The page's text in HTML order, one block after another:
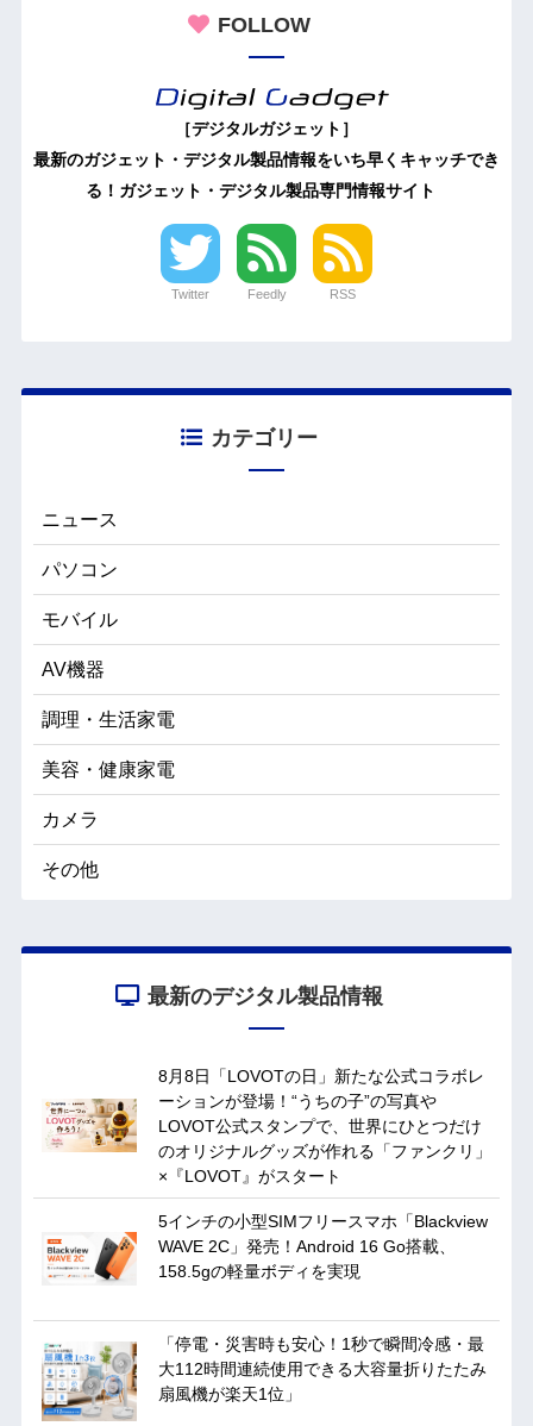
FOLLOW
［デジタルガジェット］
最新のガジェット・デジタル製品情報をいち早くキャッチでき
る！ガジェット・デジタル製品専門情報サイト
Twitter Feedly RSS
カテゴリー
ニュース
パソコン
モバイル
AV機器
調理・生活家電
美容・健康家電
カメラ
その他
最新のデジタル製品情報
8月8日「LOVOTの日」新たな公式コラボレ
ーションが登場！“うちの子”の写真や
LOVOT公式スタンプで、世界にひとつだけ
のオリジナルグッズが作れる「ファンクリ」
×『LOVOT』がスタート
5インチの小型SIMフリースマホ「Blackview
WAVE 2C」発売！Android 16 Go搭載、
158.5gの軽量ボディを実現
「停電・災害時も安心！1秒で瞬間冷感・最
大112時間連続使用できる大容量折りたたみ
扇風機が楽天1位」